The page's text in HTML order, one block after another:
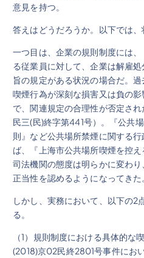
意見を持つ。
答えはどうだろうか。以下では、
一つ目は、企業の規則制度には
る従業員に対して、企業は解雇処
旨の規定がある状況の場合だ。過
喫煙行為が深刻な損害又は負の
で、関連規定の合理性が否定さ
民三(民)終字第441号）。『公共
則』など公共場所禁煙に関する
ば、『上海市公共場所喫煙を控え
司法機関の態度は明らかに変わ
正当性を認めるようになってきた
しかし、実務において、以下の2
る。
（1）規則制度における具体的な
(2018)京02民終2801号事件にお